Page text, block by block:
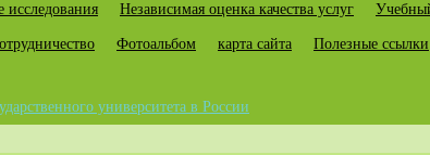
исследования Независимая оценка качества услуг
Фотоальбом карта сайта Полезные ссылки
университета в России